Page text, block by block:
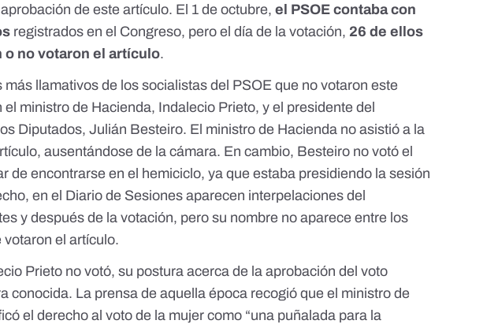
de este artículo. El 1 de octubre,el PSOE contaba con
registrados en el Congreso, pero el día de la votación, 26 de ellos
o no votaron el artículo.
más llamativos de los socialistas del PSOE que no votaron este
el ministro de Hacienda, Indalecio Prieto, y el presidente del
Diputados, Julián Besteiro. El ministro de Hacienda no asistió a la
ausentándose de la cámara. En cambio, Besteiro no votó el
de encontrarse en el hemiciclo, ya que estaba presidiendo la sesión
en el Diario de Sesiones aparecen interpelaciones del
y después de la votación, pero su nombre no aparece entre los
votaron el artículo.
Prieto no votó, su postura acerca de la aprobación del voto
conocida. La prensa de aquella época recogió que el ministro de
el derecho al voto de la mujer como “una puñalada para la